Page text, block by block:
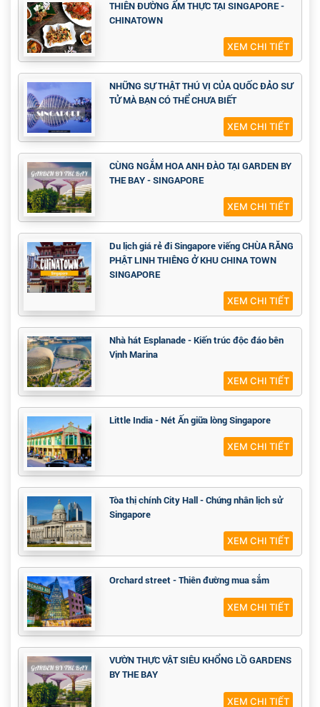
THIÊN ĐƯỜNG ẨM THỰC TẠI SINGAPORE -
CHINATOWN
XEM CHI TIẾT
NHỮNG SỰ THẬT THÚ VỊ CỦA QUỐC ĐẢO SƯ
TỬ MÀ BẠN CÓ THỂ CHƯA BIẾT
XEM CHI TIẾT
CÙNG NGẮM HOA ANH ĐÀO TẠI GARDEN BY
THE BAY - SINGAPORE
XEM CHI TIẾT
Du lịch giá rẻ đi Singapore viếng CHÙA RĂNG
PHẬT LINH THIÊNG Ở KHU CHINA TOWN
SINGAPORE
XEM CHI TIẾT
Nhà hát Esplanade - Kiến trúc độc đáo bên
Vịnh Marina
XEM CHI TIẾT
Little India - Nét Ấn giữa lòng Singapore
XEM CHI TIẾT
Tòa thị chính City Hall - Chứng nhân lịch sử
Singapore
XEM CHI TIẾT
Orchard street - Thiên đường mua sắm
XEM CHI TIẾT
VƯỜN THỰC VẬT SIÊU KHỔNG LỒ GARDENS
BY THE BAY
XEM CHI TIẾT